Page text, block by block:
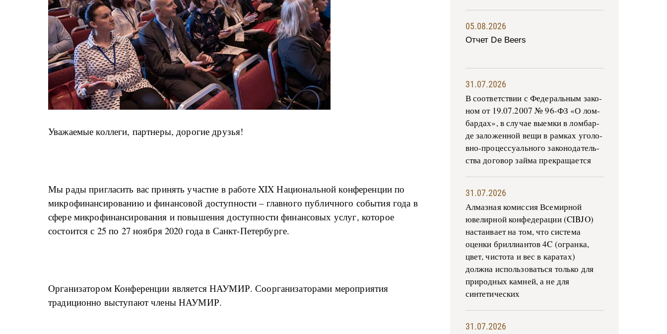
Уважаемые коллеги, партнеры, дорогие друзья!
Мы рады пригласить вас принять участие в работе XIX Национальной конференции по
микрофинансированию и финансовой доступности – главного публичного события года в
сфере микрофинансирования и повышения доступности финансовых услуг, которое
состоится с 25 по 27 ноября 2020 года в Санкт-Петербурге.
Организатором Конференции является НАУМИР. Соорганизаторами мероприятия
традиционно выступают члены НАУМИР.
05.08.2026
Отчет De Beers
31.07.2026
В со­о­т­вет­ствии с Фе­де­раль­ным за­ко­
ном от 19.07.2007 № 96-ФЗ «О ло­м­
бар­дах», в слу­чае вы­е­м­ки в ло­м­бар­
де за­ло­жен­ной ве­щи в ра­м­ках уго­ло­
в­но-­про­цес­су­аль­но­го за­ко­но­да­тель­
ства до­го­вор зай­ма пре­кра­ща­ет­ся
31.07.2026
Алмазная комиссия Всемирной
ювелирной конфедерации (CIBJO)
настаивает на том, что система
оценки бриллиантов 4C (огранка,
цвет, чистота и вес в каратах)
должна использоваться только для
природных камней, а не для
синтетических
31.07.2026